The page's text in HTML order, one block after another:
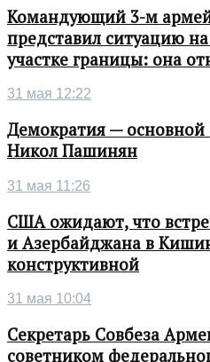
Командующий 3-м
представил ситуацию
участке границы: она
31 мая 12:22
Демократия —
Никол Пашинян
31 мая 11:26
США ожидают, что
и Азербайджана в
конструктивной
31 мая 10:04
Секретарь Совбеза
советником